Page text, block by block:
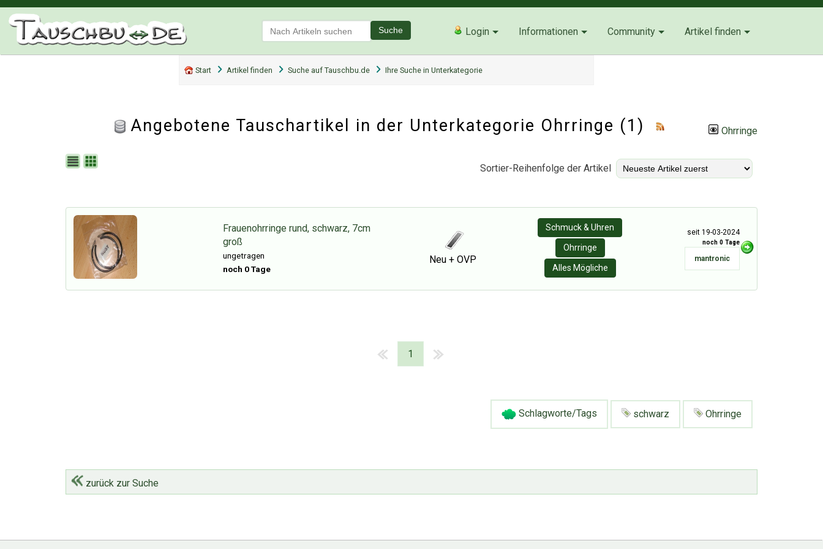
Suche Login Informationen Community Artikel finden
Start Artikel finden Suche auf Tauschbu.de Ihre Suche in Unterkategorie
Ohrringe
Angebotene Tauschartikel in der Unterkategorie Ohrringe (1)
Sortier-Reihenfolge der Artikel
Frauenohrringe rund, schwarz, 7cm
groß
ungetragen
noch 0 Tage
Neu + OVP
Schmuck & Uhren
Ohrringe
Alles Mögliche
seit 19-03-2024
noch 0 Tage
mantronic
1
Schlagworte/Tags schwarz Ohrringe
zurück zur Suche